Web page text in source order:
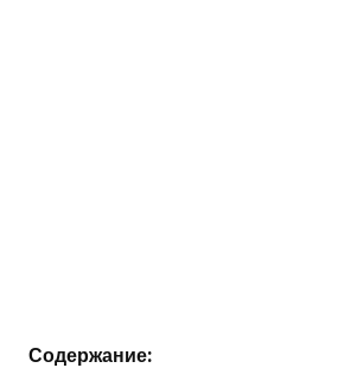
Содержание: